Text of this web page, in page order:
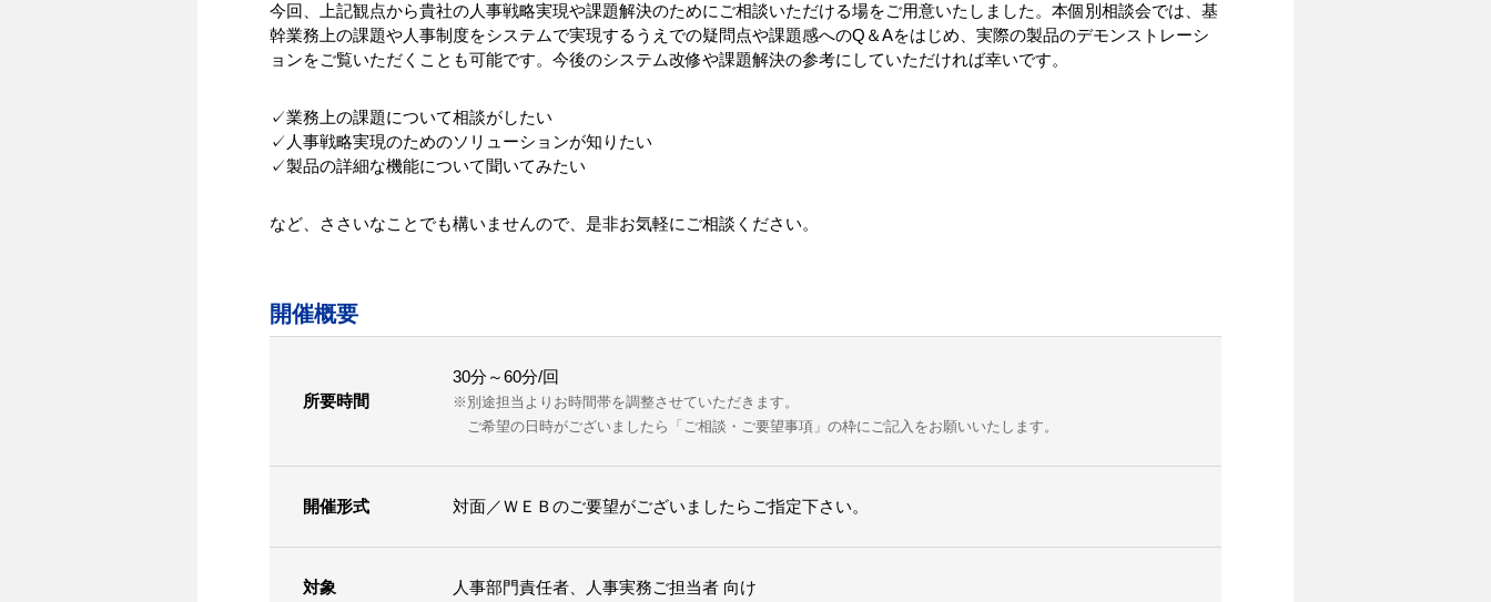
今回、上記観点から貴社の人事戦略実現や課題解決のためにご相談いただける場をご用意いたしました。本個別相談会では、基
幹業務上の課題や人事制度をシステムで実現するうえでの疑問点や課題感へのQ＆Aをはじめ、実際の製品のデモンストレーシ
ョンをご覧いただくことも可能です。今後のシステム改修や課題解決の参考にしていただければ幸いです。
✓業務上の課題について相談がしたい
✓人事戦略実現のためのソリューションが知りたい
✓製品の詳細な機能について聞いてみたい
など、ささいなことでも構いませんので、是非お気軽にご相談ください。
開催概要
所要時間
30分～60分/回
※別途担当よりお時間帯を調整させていただきます。
ご希望の日時がございましたら「ご相談・ご要望事項」の枠にご記入をお願いいたします。
開催形式 対面／ＷＥＢのご要望がございましたらご指定下さい。
対象 人事部門責任者、人事実務ご担当者 向け